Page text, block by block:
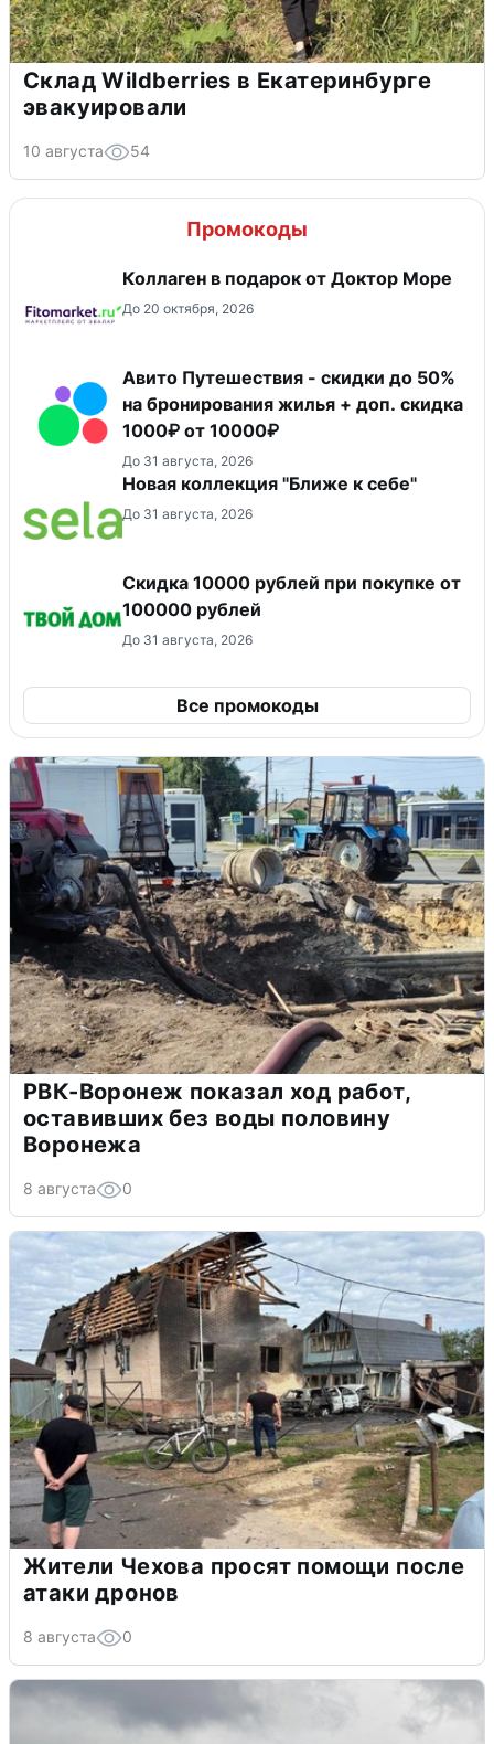
Склад Wildberries в Екатеринбурге
эвакуировали
10 августа 54
Промокоды
Коллаген в подарок от Доктор Море
До 20 октября, 2026
Авито Путешествия - скидки до 50%
на бронирования жилья + доп. скидка
1000₽ от 10000₽
До 31 августа, 2026
Новая коллекция "Ближе к себе"
До 31 августа, 2026
Скидка 10000 рублей при покупке от
100000 рублей
До 31 августа, 2026
Все промокоды
РВК-Воронеж показал ход работ,
оставивших без воды половину
Воронежа
8 августа 0
Жители Чехова просят помощи после
атаки дронов
8 августа 0